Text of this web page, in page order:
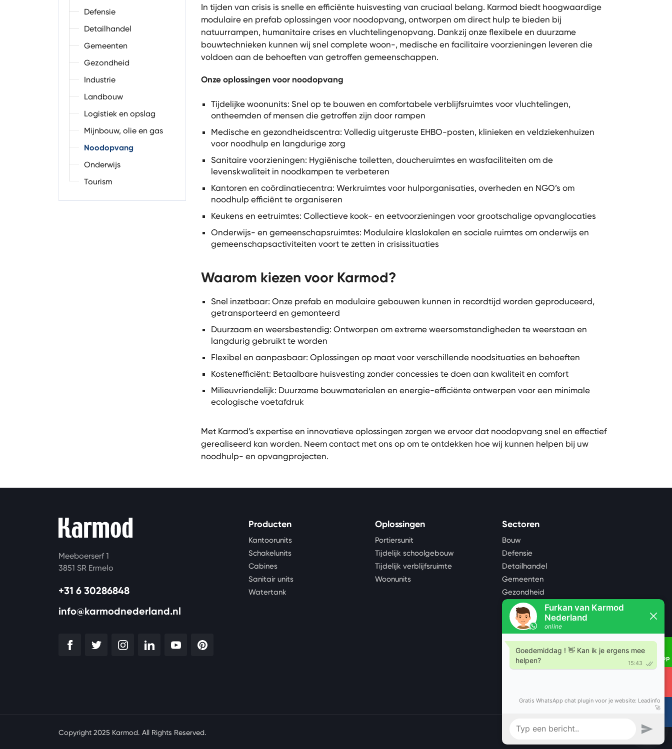
Defensie
Detailhandel
Gemeenten
Gezondheid
Industrie
Landbouw
Logistiek en opslag
Mijnbouw, olie en gas
Noodopvang
Onderwijs
Tourism
In tijden van crisis is snelle en efficiënte huisvesting van cruciaal belang. Karmod biedt hoogwaardige
modulaire en prefab oplossingen voor noodopvang, ontworpen om direct hulp te bieden bij
natuurrampen, humanitaire crises en vluchtelingenopvang. Dankzij onze flexibele en duurzame
bouwtechnieken kunnen wij snel complete woon-, medische en facilitaire voorzieningen leveren die
voldoen aan de behoeften van getroffen gemeenschappen.
Onze oplossingen voor noodopvang
Tijdelijke woonunits: Snel op te bouwen en comfortabele verblijfsruimtes voor vluchtelingen,
ontheemden of mensen die getroffen zijn door rampen
Medische en gezondheidscentra: Volledig uitgeruste EHBO-posten, klinieken en veldziekenhuizen
voor noodhulp en langdurige zorg
Sanitaire voorzieningen: Hygiënische toiletten, doucheruimtes en wasfaciliteiten om de
levenskwaliteit in noodkampen te verbeteren
Kantoren en coördinatiecentra: Werkruimtes voor hulporganisaties, overheden en NGO’s om
noodhulp efficiënt te organiseren
Keukens en eetruimtes: Collectieve kook- en eetvoorzieningen voor grootschalige opvanglocaties
Onderwijs- en gemeenschapsruimtes: Modulaire klaslokalen en sociale ruimtes om onderwijs en
gemeenschapsactiviteiten voort te zetten in crisissituaties
Waarom kiezen voor Karmod?
Snel inzetbaar: Onze prefab en modulaire gebouwen kunnen in recordtijd worden geproduceerd,
getransporteerd en gemonteerd
Duurzaam en weersbestendig: Ontworpen om extreme weersomstandigheden te weerstaan en
langdurig gebruikt te worden
Flexibel en aanpasbaar: Oplossingen op maat voor verschillende noodsituaties en behoeften
Kostenefficiënt: Betaalbare huisvesting zonder concessies te doen aan kwaliteit en comfort
Milieuvriendelijk: Duurzame bouwmaterialen en energie-efficiënte ontwerpen voor een minimale
ecologische voetafdruk
Met Karmod’s expertise en innovatieve oplossingen zorgen we ervoor dat noodopvang snel en effectief
gerealiseerd kan worden. Neem contact met ons op om te ontdekken hoe wij kunnen helpen bij uw
noodhulp- en opvangprojecten.
Meeboerserf 1
3851 SR Ermelo
+31 6 30286848
info@karmodnederland.nl
Producten
Kantoorunits
Schakelunits
Cabines
Sanitair units
Watertank
Oplossingen
Portiersunit
Tijdelijk schoolgebouw
Tijdelijk verblijfsruimte
Woonunits
Sectoren
Bouw
Defensie
Detailhandel
Gemeenten
Gezondheid
Industrie
Landbouw
Logistiek en opslag
Mijnbouw, olie en gas
Noodopvang
Onderwijs
Copyright 2025 Karmod. All Rights Reserved. Over ons Blog
Whatsapp